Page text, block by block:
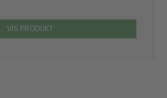
VIS PRODUKT